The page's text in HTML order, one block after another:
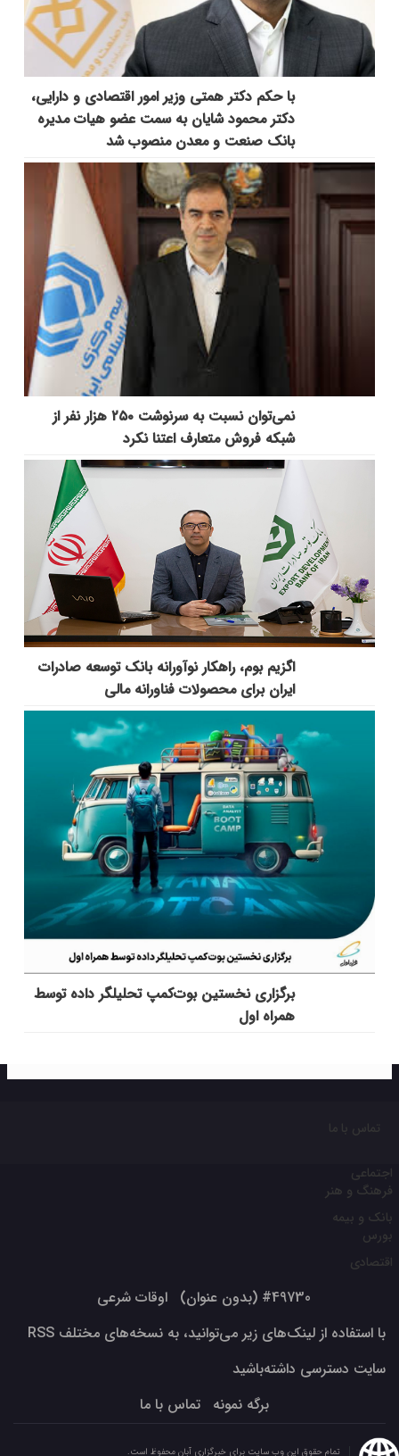
با حکم دکتر همتی وزیر امور اقتصادی و دارایی،
دکتر محمود شایان به سمت عضو هیات مدیره
بانک صنعت و معدن منصوب شد
نمی‌توان نسبت به سرنوشت ۲۵۰ هزار نفر از
شبکه فروش متعارف اعتنا نکرد
اگزیم بوم، راهکار نوآورانه بانک توسعه صادرات
ایران برای محصولات فناورانه مالی
برگزاری نخستین بوت‌کمپ تحلیلگر داده توسط
همراه اول
تماس با ما
اجتماعی
فرهنگ و هنر
بانک و بیمه
بورس
اقتصادی
#49730 (بدون عنوان)
اوقات شرعی
با استفاده از لینک‌های زیر می‌توانید، به نسخه‌های مختلف RSS
سایت دسترسی داشته‌باشید
برگه نمونه
تماس با ما
تمام حقوق این وب سایت برای خبرگزاری آبان محفوظ است.